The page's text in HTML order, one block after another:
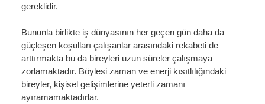
gereklidir.
Bununla birlikte iş dünyasının her geçen gün daha da
güçleşen koşulları çalışanlar arasındaki rekabeti de
arttırmakta bu da bireyleri uzun süreler çalışmaya
zorlamaktadır. Böylesi zaman ve enerji kısıtlılığındaki
bireyler, kişisel gelişimlerine yeterli zamanı
ayıramamaktadırlar.